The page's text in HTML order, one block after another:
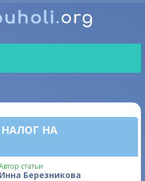
НА
статьи
Инна Березникова